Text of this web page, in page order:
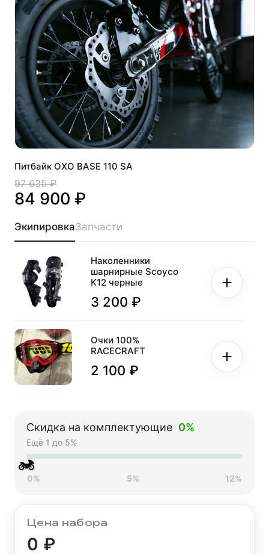
Питбайк OXO BASE 110 SA
97 635 ₽
84 900 ₽
ЭкипировкаЗапчасти
Наколенники
шарнирные Scoyco
K12 черные
3 200 ₽
Очки 100%
RACECRAFT
2 100 ₽
Скидка на комплектующие 0%
Ещё 1 до 5%
🏍
0% 5% 12%
Цена набора
0 ₽